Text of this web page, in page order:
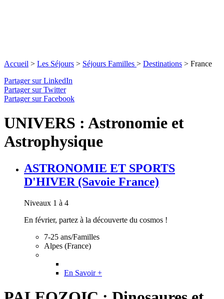
Accueil > Les Séjours > Séjours Familles > Destinations > France
Partager sur LinkedIn
Partager sur Twitter
Partager sur Facebook
UNIVERS : Astronomie et
Astrophysique
ASTRONOMIE ET SPORTS
D'HIVER (Savoie France)
Niveaux 1 à 4
En février, partez à la découverte du cosmos !
7-25 ans/Familles
Alpes (France)
En Savoir +